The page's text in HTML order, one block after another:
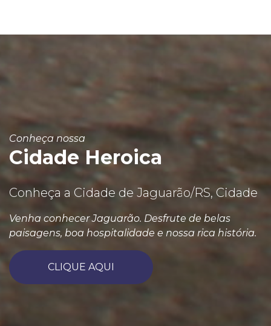
Conheça nossa
Cidade Heroica
Conheça a Cidade de Jaguarão/RS, Cidade
Venha conhecer Jaguarão. Desfrute de belas
paisagens, boa hospitalidade e nossa rica história.
CLIQUE AQUI